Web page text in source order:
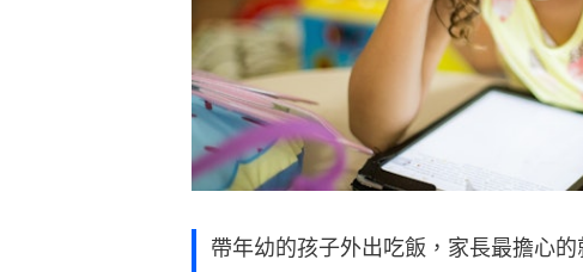
帶年幼的孩子外出吃飯，家長最擔心